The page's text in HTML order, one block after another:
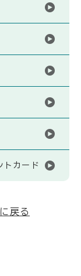
トカード
戻る